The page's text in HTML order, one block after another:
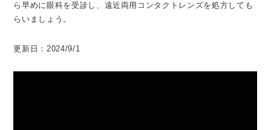
ら早めに眼科を受診し、遠近両用コンタクトレンズを処方しても
らいましょう。
更新日：2024/9/1